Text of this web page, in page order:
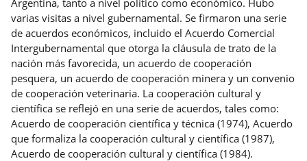
varias visitas a nivel gubernamental. Se firmaron una serie
de acuerdos económicos, incluido el Acuerdo Comercial
Intergubernamental que otorga la cláusula de trato de la
nación más favorecida, un acuerdo de cooperación
pesquera, un acuerdo de cooperación minera y un convenio
de cooperación veterinaria. La cooperación cultural y
científica se reflejó en una serie de acuerdos, tales como:
Acuerdo de cooperación científica y técnica (1974), Acuerdo
que formaliza la cooperación cultural y científica (1987),
Acuerdo de cooperación cultural y científica (1984).